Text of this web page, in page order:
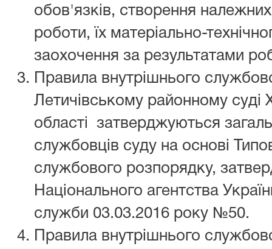
обов'язків, створення
роботи, їх матеріально-
заохочення за результатами
Правила внутрішнього
Летичівському районному суді
області затверджуються
службовців суду на основі
службового розпорядку,
Національного агентства
служби 03.03.2016 року №50.
Правила внутрішнього